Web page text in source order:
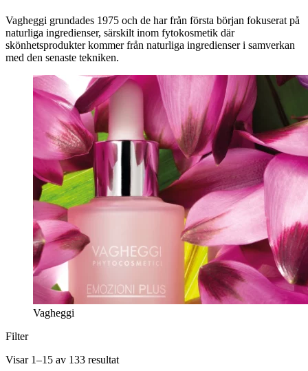
Vagheggi grundades 1975 och de har från första början fokuserat på
naturliga ingredienser, särskilt inom fytokosmetik där
skönhetsprodukter kommer från naturliga ingredienser i samverkan
med den senaste tekniken.
Vagheggi
Filter
Visar 1–15 av 133 resultat